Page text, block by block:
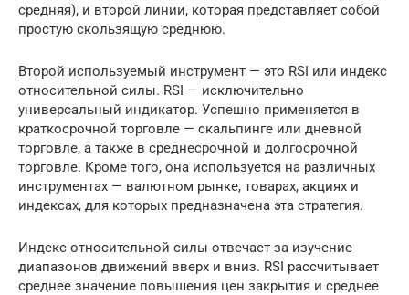
средняя), и второй линии, которая представляет собой
простую скользящую среднюю.
Второй используемый инструмент — это RSI или индекс
относительной силы. RSI — исключительно
универсальный индикатор. Успешно применяется в
краткосрочной торговле — скальпинге или дневной
торговле, а также в среднесрочной и долгосрочной
торговле. Кроме того, она используется на различных
инструментах — валютном рынке, товарах, акциях и
индексах, для которых предназначена эта стратегия.
Индекс относительной силы отвечает за изучение
диапазонов движений вверх и вниз. RSI рассчитывает
среднее значение повышения цен закрытия и среднее